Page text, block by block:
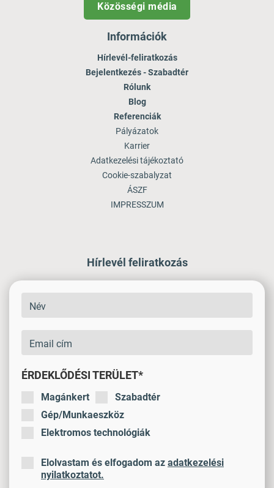
Közösségi média
Információk
Hírlevél-feliratkozás
Bejelentkezés - Szabadtér
Rólunk
Blog
Referenciák
Pályázatok
Karrier
Adatkezelési tájékoztató
Cookie-szabalyzat
ÁSZF
IMPRESSZUM
Hírlevél feliratkozás
ÉRDEKLŐDÉSI TERÜLET*
Magánkert
Szabadtér
Gép/Munkaeszköz
Elektromos technológiák
Elolvastam és elfogadom az adatkezelési
nyilatkoztatot.